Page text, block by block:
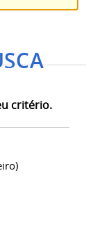
critério.